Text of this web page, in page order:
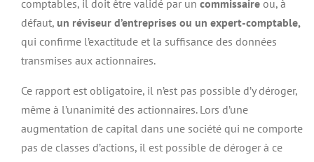
comptables, il doit être validé par un commissaireou, à
défaut, un réviseur d’entreprises ou un expert-comptable,
qui confirme l’exactitude et la suffisance des données
transmises aux actionnaires.
Ce rapport est obligatoire, il n’est pas possible d’y déroger,
même à l’unanimité des actionnaires. Lors d’une
augmentation de capital dans une société qui ne comporte
pas de classes d’actions, il est possible de déroger à ce